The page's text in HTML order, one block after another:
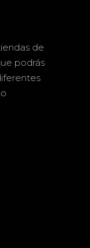
de
podrás